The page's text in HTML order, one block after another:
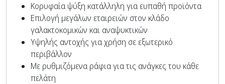
Κορυφαία ψύξη κατάλληλη για ευπαθή προϊόντα
Επιλογή μεγάλων εταιρειών στον κλάδο
γαλακτοκομικών και αναψυκτικών
Υψηλής αντοχής για χρήση σε εξωτερικό
περιβάλλον
Με ρυθμιζόμενα ράφια για τις ανάγκες του κάθε
πελάτη